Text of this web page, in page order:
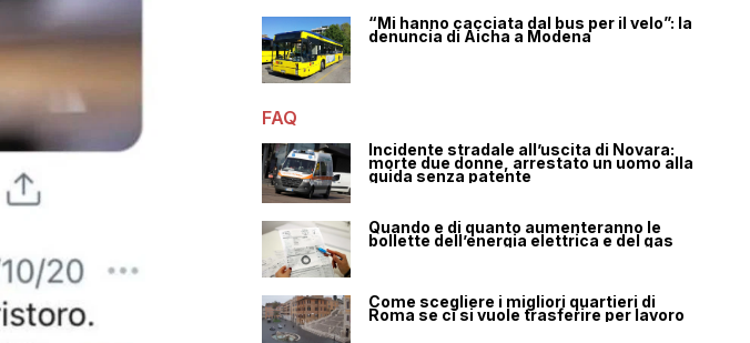
“Mi hanno cacciata dal bus per il velo”: la
denuncia di Aicha a Modena
FAQ
Incidente stradale all’uscita di Novara:
morte due donne, arrestato un uomo alla
guida senza patente
Quando e di quanto aumenteranno le
bollette dell’energia elettrica e del gas
Come scegliere i migliori quartieri di
Roma se ci si vuole trasferire per lavoro